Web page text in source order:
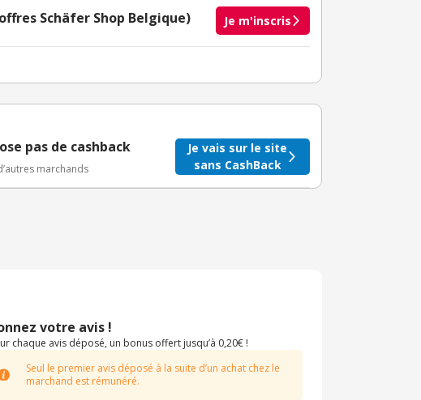
Schäfer Shop Belgique) Je m'inscris
supplémentaire crédité après le téléchargement de l'alerte
chez eBuyClub.
pas de cashback
marchands
Je vais sur le site
sans CashBack
votre avis !
chaque avis déposé, un bonus offert jusqu’à 0,20€ !
Seul le premier avis déposé à la suite d’un achat chez le
marchand est rémunéré.